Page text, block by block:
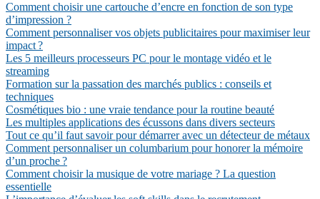
Comment choisir une cartouche d’encre en fonction de son type
d’impression ?
Comment personnaliser vos objets publicitaires pour maximiser leur
impact ?
Les 5 meilleurs processeurs PC pour le montage vidéo et le
streaming
Formation sur la passation des marchés publics : conseils et
techniques
Cosmétiques bio : une vraie tendance pour la routine beauté
Les multiples applications des écussons dans divers secteurs
Tout ce qu’il faut savoir pour démarrer avec un détecteur de métaux
Comment personnaliser un columbarium pour honorer la mémoire
d’un proche ?
Comment choisir la musique de votre mariage ? La question
essentielle